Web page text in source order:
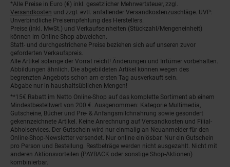
Fußnoten
*Alle Preise in Euro (€) inkl. gesetzlicher Mehrwertsteuer, zzgl.
Versandkosten und zzgl. evtl. anfallender Versandkostenzuschläge. UVP:
Unverbindliche Preisempfehlung des Herstellers.
Preise (inkl. MwSt.) und Verkaufseinheiten (Stückzahl/Mengeneinheit)
können im Online-Shop abweichen.
Statt- und durchgestrichene Preise beziehen sich auf unseren zuvor
geforderten Verkaufspreis.
Alle Artikel solange der Vorrat reicht! Änderungen und Irrtümer vorbehalten.
Abbildungen ähnlich. Die abgebildeten Artikel können wegen des
begrenzten Angebots schon am ersten Tag ausverkauft sein.
Abgabe nur in haushaltsüblichen Mengen!
**15€ Rabatt im Netto Online-Shop auf das komplette Sortiment ab einem
Mindestbestellwert von 200 €. Ausgenommen: Kategorie Multimedia,
Gutscheine, Bücher und Pre- & Anfangsmilchnahrung sowie gesondert
gekennzeichnete Artikel. Keine Anrechnung auf Versandkosten und Filial-
Abholservices. Der Gutschein wird nur einmalig an Neuanmelder für den
Online-Shop-Newsletter versendet. Nur online einlösbar. Nur ein Gutschein
pro Person und Bestellung. Restbeträge werden nicht ausgezahlt. Nicht mit
anderen Aktionsvorteilen (PAYBACK oder sonstige Shop-Aktionen)
kombinierbar.